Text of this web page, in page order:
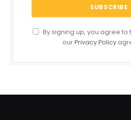
By signing up, you agree to
ourPrivacy Policy